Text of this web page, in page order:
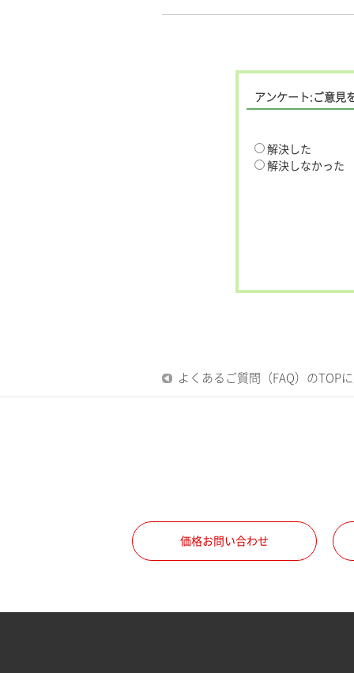
アンケート:ご意見
解決した
解決しなかった
よくあるご質問（FAQ）のTOP
価格お問い合わせ